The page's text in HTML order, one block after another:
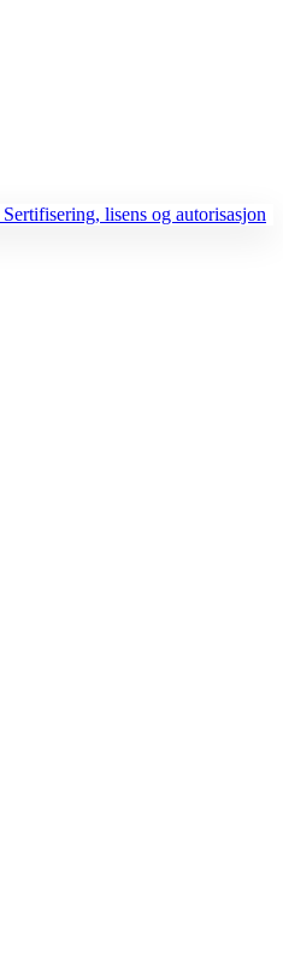
Sertifisering, lisens og autorisasjon